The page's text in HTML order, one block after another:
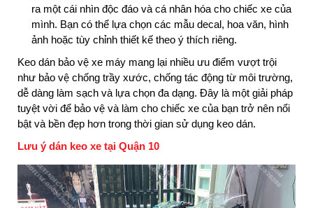
ra một cái nhìn độc đáo và cá nhân hóa cho chiếc xe của
mình. Bạn có thể lựa chọn các mẫu decal, hoa văn, hình
ảnh hoặc tùy chỉnh thiết kế theo ý thích riêng.
Keo dán bảo vệ xe máy mang lại nhiều ưu điểm vượt trội
như bảo vệ chống trầy xước, chống tác động từ môi trường,
dễ dàng làm sạch và lựa chọn đa dạng. Đây là một giải pháp
tuyệt vời để bảo vệ và làm cho chiếc xe của bạn trở nên nổi
bật và bền đẹp hơn trong thời gian sử dụng keo dán.
Lưu ý dán keo xe tại Quận 10